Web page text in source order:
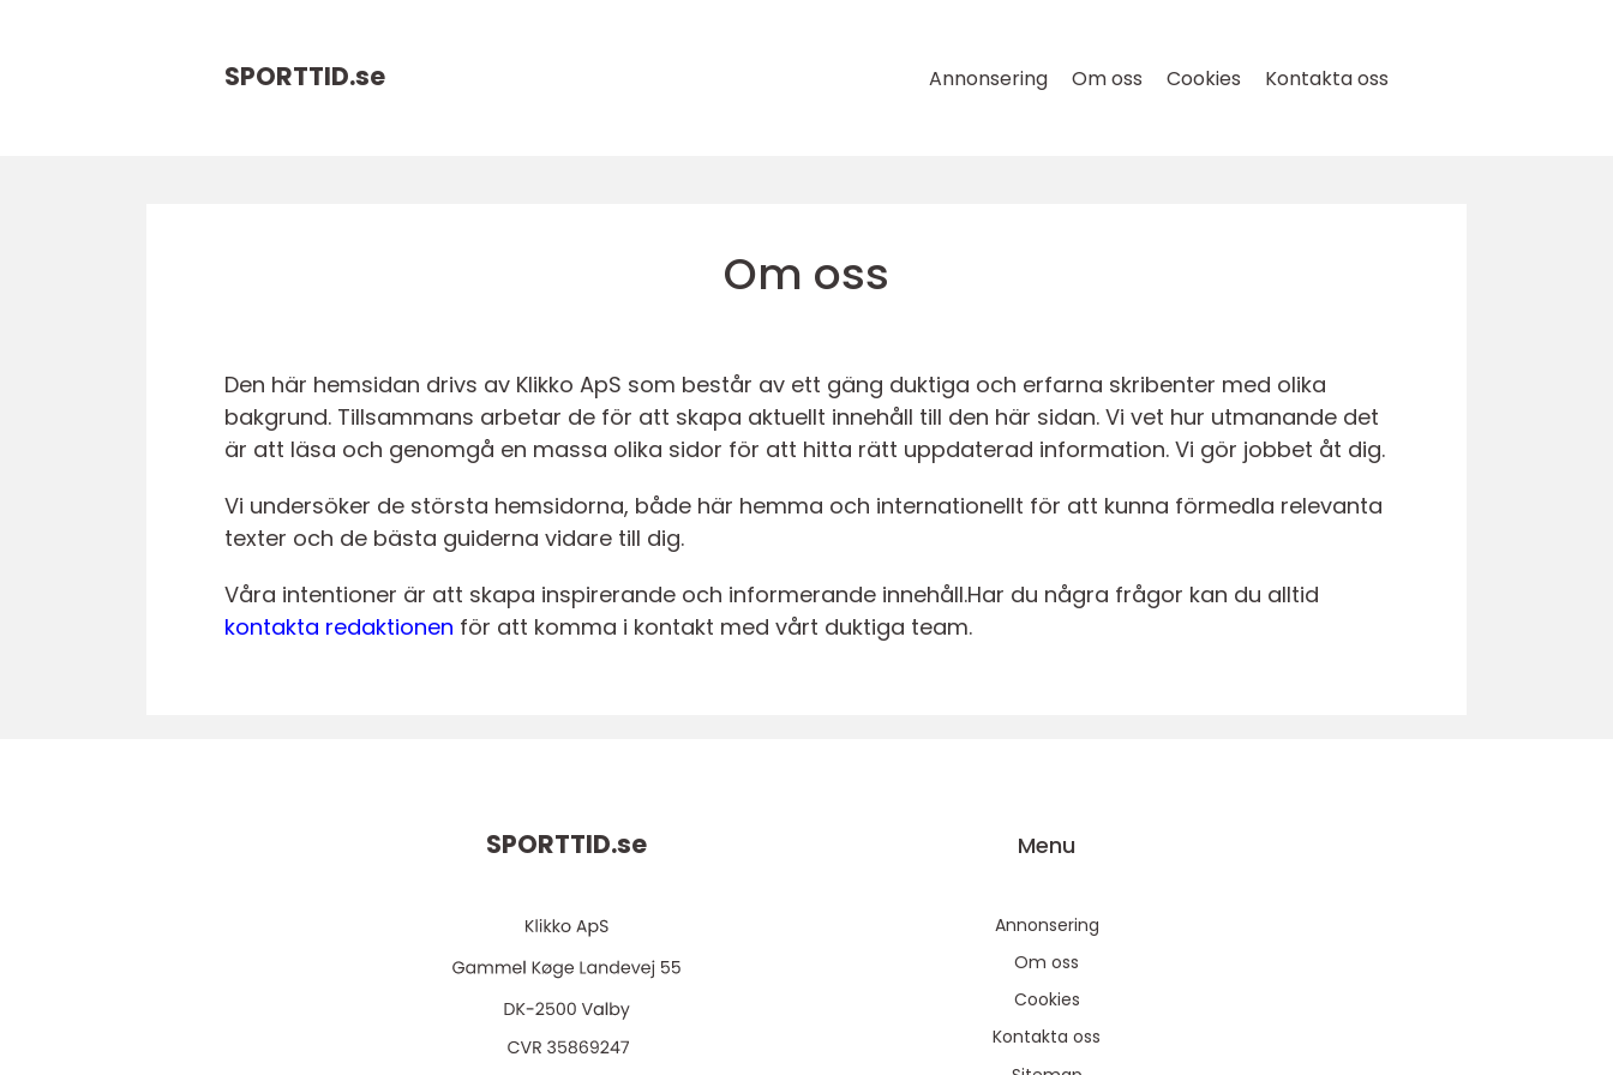
SPORTTID.se Annonsering Om oss Cookies Kontakta oss
Om oss
Den här hemsidan drivs av Klikko ApS som består av ett gäng duktiga och erfarna skribenter med olika
bakgrund. Tillsammans arbetar de för att skapa aktuellt innehåll till den här sidan. Vi vet hur utmanande det
är att läsa och genomgå en massa olika sidor för att hitta rätt uppdaterad information. Vi gör jobbet åt dig.
Vi undersöker de största hemsidorna, både här hemma och internationellt för att kunna förmedla relevanta
texter och de bästa guiderna vidare till dig.
Våra intentioner är att skapa inspirerande och informerande innehåll.Har du några frågor kan du alltid
kontakta redaktionen för att komma i kontakt med vårt duktiga team.
SPORTTID.se Menu
Annonsering
Om oss
Cookies
Kontakta oss